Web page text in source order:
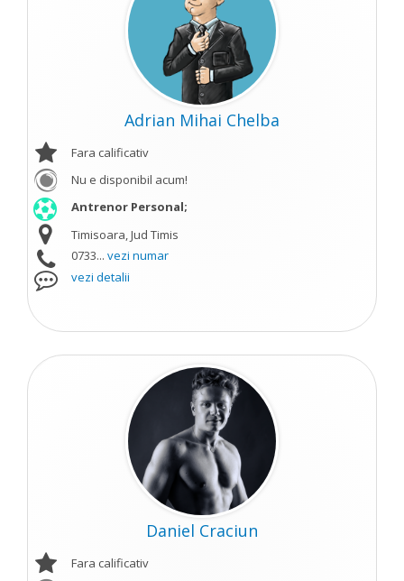
Adrian Mihai Chelba
Fara calificativ
Nu e disponibil acum!
Antrenor Personal;
Timisoara, Jud Timis
0733... vezi numar
vezi detalii
Daniel Craciun
Fara calificativ